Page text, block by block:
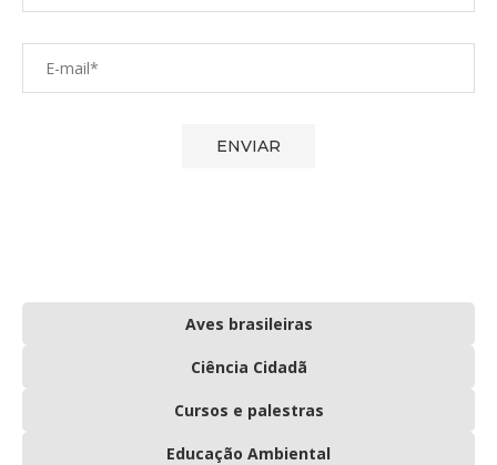
Aves brasileiras
Ciência Cidadã
Cursos e palestras
Educação Ambiental